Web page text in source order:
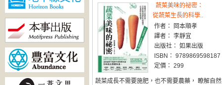
蔬菜美味的祕密：
從蔬菜生長的科學..
作者： 岡本順孝
譯者： 李靜宜
出版社： 如果出版
ISBN： 9789869598187
定價： 299
蔬菜成長不需要施肥，也不需要農藥， 瞭解自